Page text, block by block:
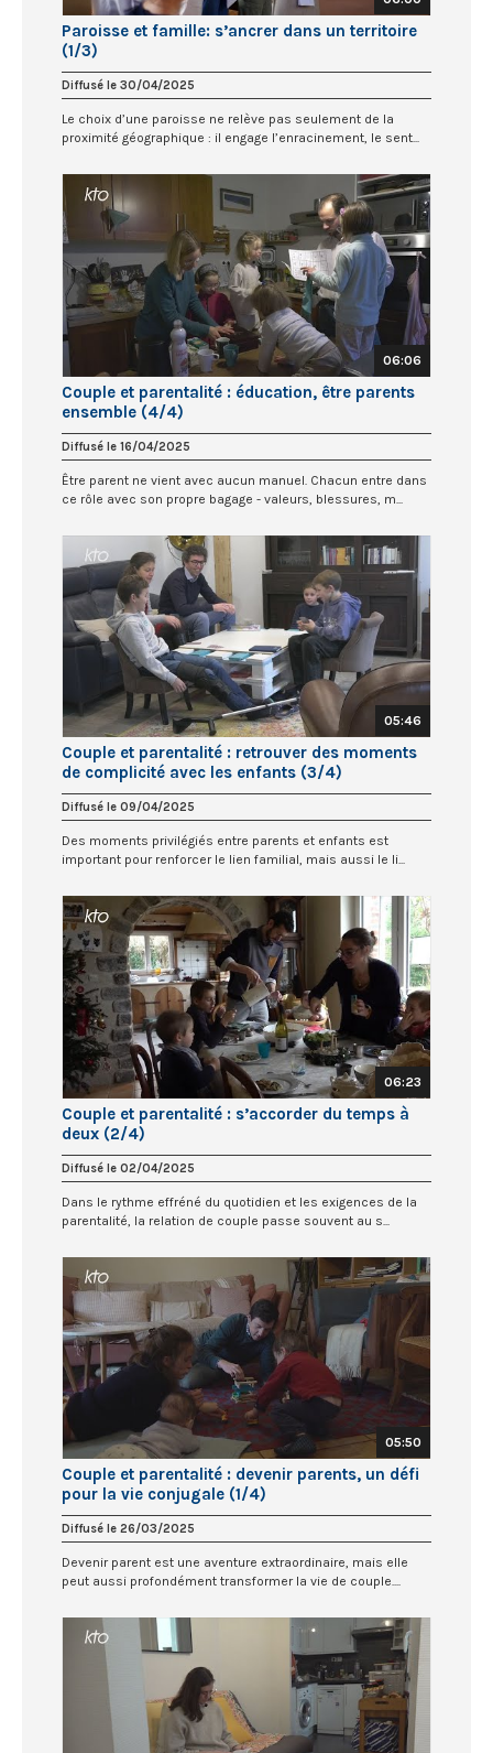
Paroisse et famille: s’ancrer dans un territoire
(1/3)
Diffusé le 30/04/2025
Le choix d’une paroisse ne relève pas seulement de la
proximité géographique : il engage l’enracinement, le sent...
06:06
Couple et parentalité : éducation, être parents
ensemble (4/4)
Diffusé le 16/04/2025
Être parent ne vient avec aucun manuel. Chacun entre dans
ce rôle avec son propre bagage - valeurs, blessures, m...
05:46
Couple et parentalité : retrouver des moments
de complicité avec les enfants (3/4)
Diffusé le 09/04/2025
Des moments privilégiés entre parents et enfants est
important pour renforcer le lien familial, mais aussi le li...
06:23
Couple et parentalité : s’accorder du temps à
deux (2/4)
Diffusé le 02/04/2025
Dans le rythme effréné du quotidien et les exigences de la
parentalité, la relation de couple passe souvent au s...
05:50
Couple et parentalité : devenir parents, un défi
pour la vie conjugale (1/4)
Diffusé le 26/03/2025
Devenir parent est une aventure extraordinaire, mais elle
peut aussi profondément transformer la vie de couple....